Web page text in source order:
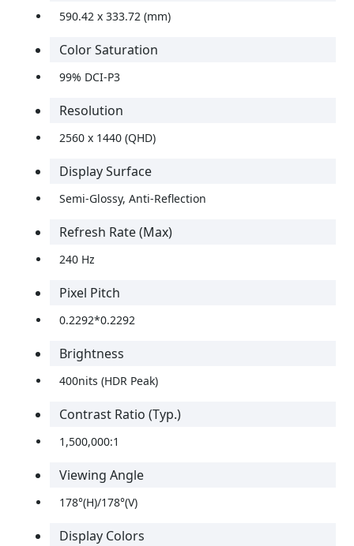
590.42 x 333.72 (mm)
Color Saturation
99% DCI-P3
Resolution
2560 x 1440 (QHD)
Display Surface
Semi-Glossy, Anti-Reflection
Refresh Rate (Max)
240 Hz
Pixel Pitch
0.2292*0.2292
Brightness
400nits (HDR Peak)
Contrast Ratio (Typ.)
1,500,000:1
Viewing Angle
178°(H)/178°(V)
Display Colors